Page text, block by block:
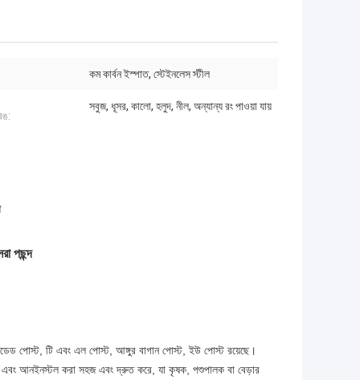
কম কার্বন ইস্পাত, স্টেইনলেস স্টীল
সবুজ, ধূসর, কালো, হলুদ, নীল, অন্যান্য রং পাওয়া যায়
পছন্দ
পোস্ট, টি এবং এল পোস্ট, আঙ্গুর বাগান পোস্ট, ইউ পোস্ট রয়েছে।
এবং আনইনস্টল করা সহজ এবং দ্রুত করে, যা কৃষক, পশুপালক বা বেড়ার